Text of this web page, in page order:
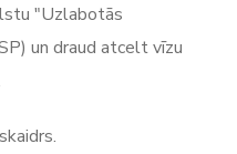
"Uzlabotās
un draud atcelt vīzu